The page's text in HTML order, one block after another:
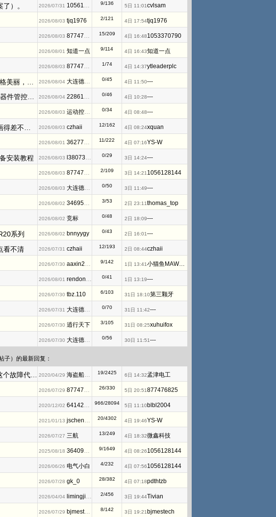
）。 2026/07/31 1056128144 9/136 5日 11:01cvlsam
2026/08/03 tjq1976 2/121 4日 17:54tjq1976
2026/08/03 877476825 15/209 4日 16:481053370790
2026/08/01 知道一点 9/114 4日 16:43知道一点
2026/08/03 877476825 1/74 4日 14:37ytleaderplc
兼容。 2026/08/04 大连德嘉工控WB 0/45 4日 11:50---
控的细节 2026/08/04 2286194884 0/46 4日 10:28---
2026/08/03 运动控制小正 0/34 4日 08:48---
不多了 2026/08/03 czhaii 12/162 4日 08:24xquan
2026/08/01 362775017 11/222 4日 07:16YS-W
安装教程 2026/08/03 l380730475 0/29 3日 14:24---
2026/08/03 877476825 2/109 3日 14:21 1056128144
2026/08/03 大连德嘉工控WB 0/50 3日 11:49---
2026/08/02 346953791 3/53 2日 23:11thomas_top
2026/08/02 竞标 0/48 2日 18:09---
系列 2026/08/02 bnnyygy 0/43 2日 16:01---
看不清 2026/07/31 czhaii 12/193 2日 08:44czhaii
2026/07/30 aaxin2008 9/142 1日 13:41小猫鱼MAWheF
2026/08/01 rendongxuln 0/41 1日 13:19---
2026/07/30 tbz.110 6/103 31日 18:10第三颗牙
2026/07/31 大连德嘉工控WB 0/70 31日 11:42---
2026/07/30 逍行天下 3/105 31日 08:25xuhuifox
2026/07/30 大连德嘉工控WB 0/56 30日 11:51---
子）的最新回复：
们指教一下 2020/04/29 海盗船长28TR 19/2425 6日 14:32孟津电工
2026/07/29 877476825 26/330 5日 20:51877476825
2020/12/02 641421537 966/28094 5日 11:10blbl2004
2021/01/13 jschenyao 20/4302 4日 19:46YS-W
2026/07/27 三航 13/249 4日 18:32微鑫科技
2025/08/18 3640933127 9/1649 4日 08:261056128144
2026/06/26 电气小白 4/232 4日 07:561056128144
2026/07/28 gk_0 28/382 4日 07:18pdthtzb
2026/04/04 limingjidian 2/456 3日 19:44Tivian
2026/07/29 bjmestech 8/142 3日 19:21 bjmestech